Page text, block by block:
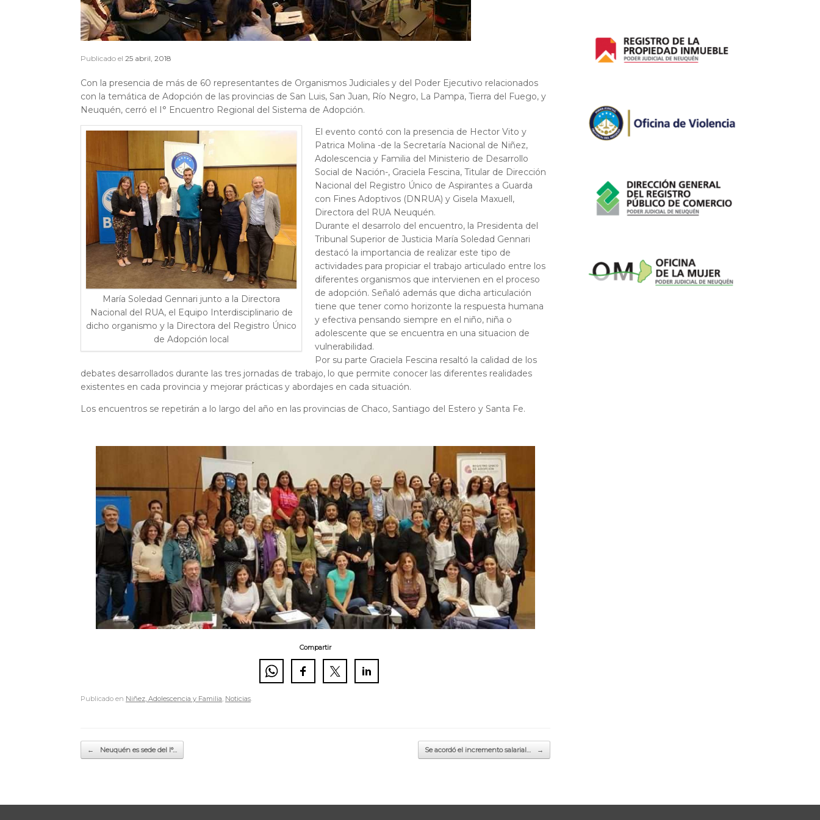
Publicado el 25 abril, 2018
Con la presencia de más de 60 representantes de Organismos Judiciales y del Poder Ejecutivo relacionados
con la temática de Adopción de las provincias de San Luis, San Juan, Río Negro, La Pampa, Tierra del Fuego, y
Neuquén, cerró el I° Encuentro Regional del Sistema de Adopción.
María Soledad Gennari junto a la Directora
Nacional del RUA, el Equipo Interdisciplinario de
dicho organismo y la Directora del Registro Único
de Adopción local
El evento contó con la presencia de Hector Vito y
Patrica Molina -de la Secretaría Nacional de Niñez,
Adolescencia y Familia del Ministerio de Desarrollo
Social de Nación-, Graciela Fescina, Titular de Dirección
Nacional del Registro Único de Aspirantes a Guarda
con Fines Adoptivos (DNRUA) y Gisela Maxuell,
Directora del RUA Neuquén.
Durante el desarrolo del encuentro, la Presidenta del
Tribunal Superior de Justicia María Soledad Gennari
destacó la importancia de realizar este tipo de
actividades para propiciar el trabajo articulado entre los
diferentes organismos que intervienen en el proceso
de adopción. Señaló además que dicha articulación
tiene que tener como horizonte la respuesta humana
y efectiva pensando siempre en el niño, niña o
adolescente que se encuentra en una situacion de
vulnerabilidad.
Por su parte Graciela Fescina resaltó la calidad de los
debates desarrollados durante las tres jornadas de trabajo, lo que permite conocer las diferentes realidades
existentes en cada provincia y mejorar prácticas y abordajes en cada situación.
Los encuentros se repetirán a lo largo del año en las provincias de Chaco, Santiago del Estero y Santa Fe.
Compartir
Publicado en Niñez, Adolescencia y Familia, Noticias.
Navegador de artículos
← Neuquén es sede del I°… Se acordó el incremento salarial… →